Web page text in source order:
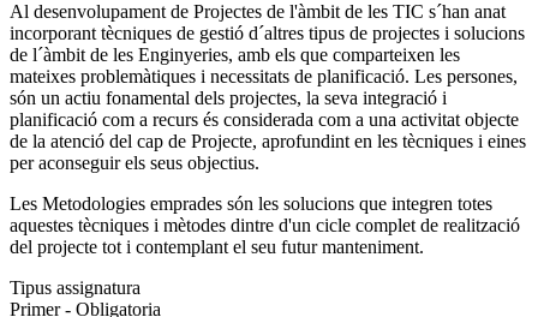
Al desenvolupament de Projectes de l'àmbit de les TIC s´han anat
incorporant tècniques de gestió d´altres tipus de projectes i solucions
de l´àmbit de les Enginyeries, amb els que comparteixen les
mateixes problemàtiques i necessitats de planificació. Les persones,
són un actiu fonamental dels projectes, la seva integració i
planificació com a recurs és considerada com a una activitat objecte
de la atenció del cap de Projecte, aprofundint en les tècniques i eines
per aconseguir els seus objectius.
Les Metodologies emprades són les solucions que integren totes
aquestes tècniques i mètodes dintre d'un cicle complet de realització
del projecte tot i contemplant el seu futur manteniment.
Tipus assignatura
Primer - Obligatoria